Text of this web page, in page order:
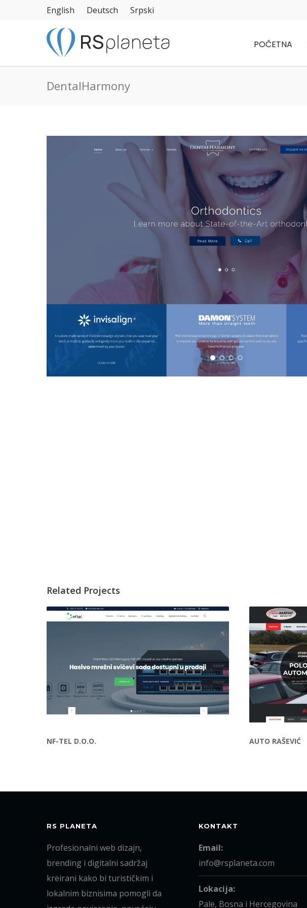
English Deutsch Srpski
POČETNA
DentalHarmony
Related Projects
NF-TEL D.O.O. AUTO RAŠEVIĆ
RS PLANETA
Profesionalni web dizajn,
brending i digitalni sadržaj
kreirani kako bi turističkim i
lokalnim biznisima pomogli da
KONTAKT
Email:
info@rsplaneta.com
Lokacija:
Pale, Bosna i Hercegovina